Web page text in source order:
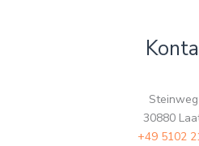
30880
+49 5102